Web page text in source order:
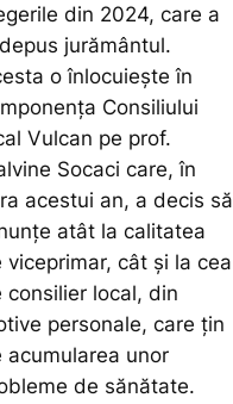
din 2024, care a
jurământul.
o înlocuiește în
Consiliului
Vulcan pe prof.
Socaci care, în
acestui an, a decis să
atât la calitatea
viceprimar, cât și la cea
consilier local, din
personale, care țin
acumularea unor
de sănătate.